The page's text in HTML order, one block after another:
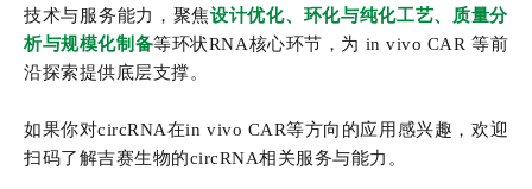
技术与服务能力，聚焦设计优化、环化与纯化工艺、质量分
析与规模化制备等环状RNA核心环节，为 in vivo CAR 等前
沿探索提供底层支撑。
如果你对circRNA在in vivo CAR等方向的应用感兴趣，欢迎
扫码了解吉赛生物的circRNA相关服务与能力。